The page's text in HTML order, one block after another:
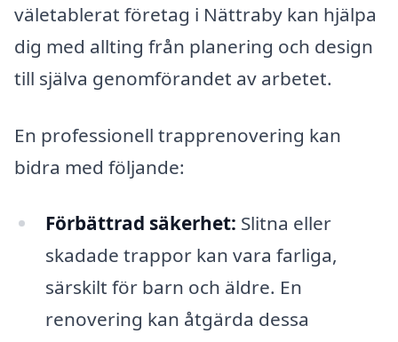
väletablerat företag i Nättraby kan hjälpa
dig med allting från planering och design
till själva genomförandet av arbetet.
En professionell trapprenovering kan
bidra med följande:
Förbättrad säkerhet: Slitna eller
skadade trappor kan vara farliga,
särskilt för barn och äldre. En
renovering kan åtgärda dessa